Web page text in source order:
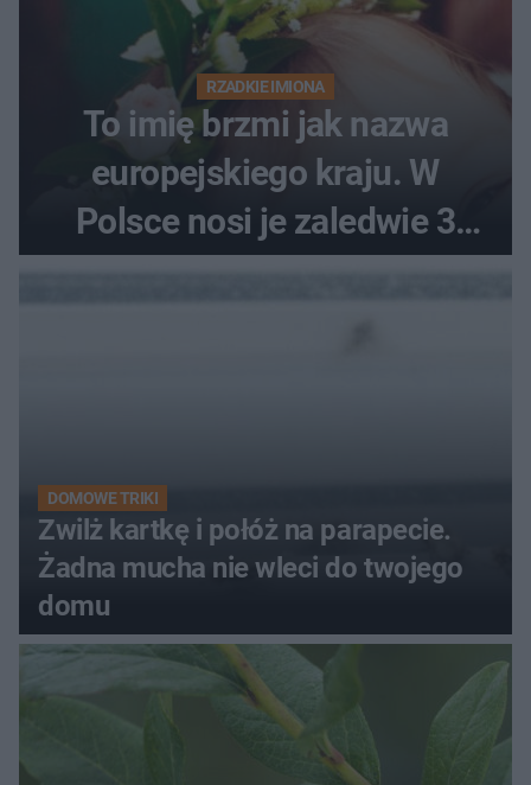
RZADKIE IMIONA
To imię brzmi jak nazwa
europejskiego kraju. W
Polsce nosi je zaledwie 3
kobiety
DOMOWE TRIKI
Zwilż kartkę i połóż na parapecie.
Żadna mucha nie wleci do twojego
domu